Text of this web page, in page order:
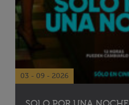
03 - 09 - 2026